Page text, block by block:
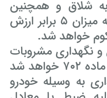
شلاق و همچنین
پرداخت جزای نقدی به میزان ۵ برابر ارزش
خواهد شد.
نگهداری مشروبات
الکلی نیز شامل جرایم ماده ۷۰۲ خواهد شد
به وسیله خودرو